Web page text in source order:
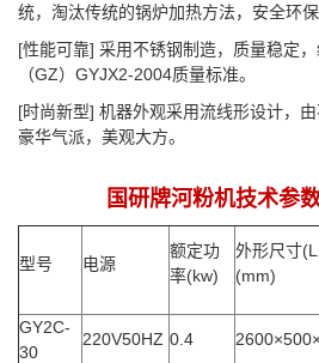
统，淘汰传统的锅炉加热方法，安全环保
[性能可靠] 采用不锈钢制造，质量稳定
（GZ）GYJX2-2004质量标准。
[时尚新型] 机器外观采用流线形设计，由
豪华气派，美观大方。
国研牌河粉机技术参
型号 电源
额定功
率(kw)
外形尺寸
(mm)
GY2C-
30
220V50HZ 0.4